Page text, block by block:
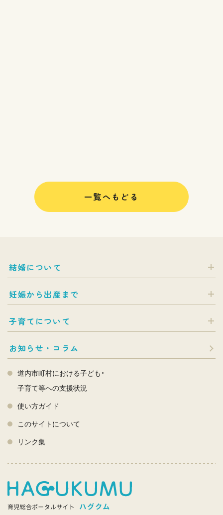
一覧へもどる
結婚について
妊娠から出産まで
子育てについて
お知らせ・コラム
道内市町村における子ども・
子育て等への支援状況
使い方ガイド
このサイトについて
リンク集